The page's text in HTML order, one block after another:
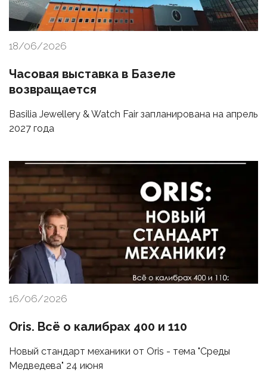
18/06/2026
Часовая выставка в Базеле
возвращается
Basilia Jewellery & Watch Fair запланирована на апрель
2027 года
16/06/2026
Oris. Всё о калибрах 400 и 110
Новый стандарт механики от Oris - тема "Среды
Медведева" 24 июня